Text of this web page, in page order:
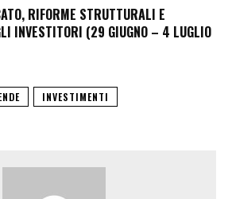
RIFORME STRUTTURALI E
INVESTITORI (29 GIUGNO – 4 LUGLIO
INVESTIMENTI